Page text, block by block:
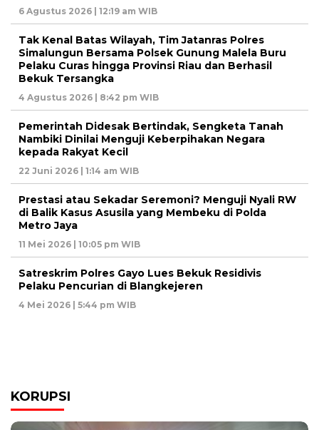
6 Agustus 2026 | 12:19 am WIB
Tak Kenal Batas Wilayah, Tim Jatanras Polres
Simalungun Bersama Polsek Gunung Malela Buru
Pelaku Curas hingga Provinsi Riau dan Berhasil
Bekuk Tersangka
4 Agustus 2026 | 8:42 pm WIB
Pemerintah Didesak Bertindak, Sengketa Tanah
Nambiki Dinilai Menguji Keberpihakan Negara
kepada Rakyat Kecil
22 Juni 2026 | 1:14 am WIB
Prestasi atau Sekadar Seremoni? Menguji Nyali RW
di Balik Kasus Asusila yang Membeku di Polda
Metro Jaya
11 Mei 2026 | 10:05 pm WIB
Satreskrim Polres Gayo Lues Bekuk Residivis
Pelaku Pencurian di Blangkejeren
4 Mei 2026 | 5:44 pm WIB
KORUPSI